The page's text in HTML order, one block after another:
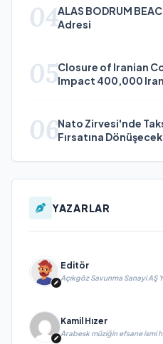
04ALAS BODRUM
Adresi
05Closure of Iranian
Impact 400,000
06Nato Zirvesi'nde
Fırsatına Dönüşecek
YAZARLAR
Editör
Açıkgöz Savunma Sanayi AŞ
Kamil Hızer
Arabesk müziğin efsane ismi